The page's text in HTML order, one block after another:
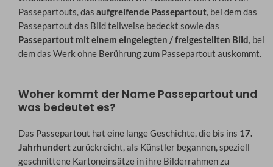
Passepartouts, das aufgreifende Passepartout, bei dem das
Passepartout das Bild teilweise bedeckt sowie das
Passepartout mit einem eingelegten / freigestellten Bild, bei
dem das Werk ohne Berührung zum Passepartout auskommt.
Woher kommt der Name Passepartout und
was bedeutet es?
Das Passepartout hat eine lange Geschichte, die bis ins 17.
Jahrhundertzurückreicht, als Künstler begannen, speziell
geschnittene Kartoneinsätze in ihre Bilderrahmen zu